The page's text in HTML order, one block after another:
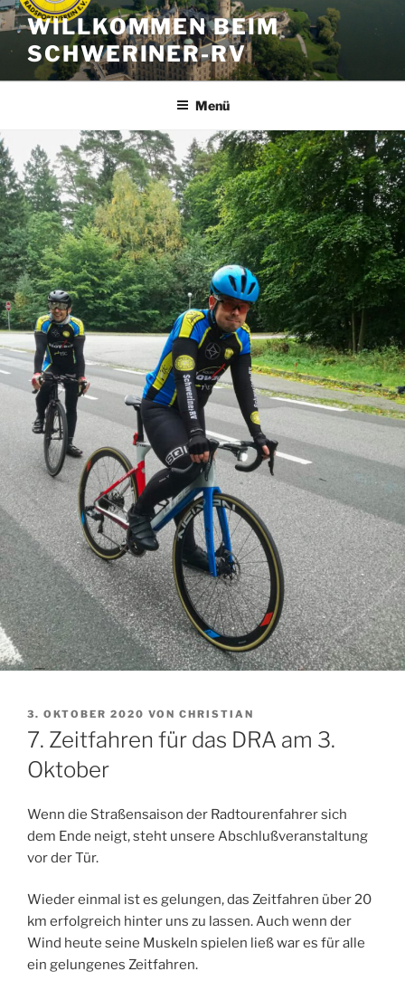
Zum
Inhalt
springen
WILLKOMMEN BEIM
SCHWERINER-RV
Menü
VERÖFFENTLICHT
AM
3. OKTOBER 2020 VON CHRISTIAN
7. Zeitfahren für das DRA am 3.
Oktober
Wenn die Straßensaison der Radtourenfahrer sich
dem Ende neigt, steht unsere Abschlußveranstaltung
vor der Tür.
Wieder einmal ist es gelungen, das Zeitfahren über 20
km erfolgreich hinter uns zu lassen. Auch wenn der
Wind heute seine Muskeln spielen ließ war es für alle
ein gelungenes Zeitfahren.